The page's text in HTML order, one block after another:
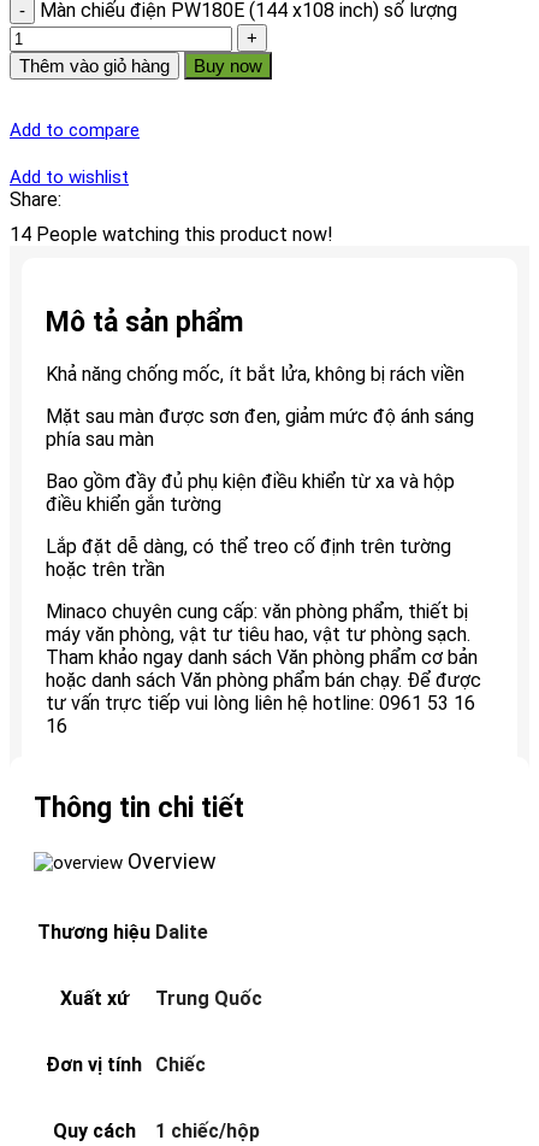
Màn chiếu điện PW180E (144 x108 inch) số lượng
Thêm vào giỏ hàng Buy now
Add to compare
Add to wishlist
Share:
14 People watching this product now!
Mô tả sản phẩm
Khả năng chống mốc, ít bắt lửa, không bị rách viền
Mặt sau màn được sơn đen, giảm mức độ ánh sáng
phía sau màn
Bao gồm đầy đủ phụ kiện điều khiển từ xa và hộp
điều khiển gắn tường
Lắp đặt dễ dàng, có thể treo cố định trên tường
hoặc trên trần
Minaco chuyên cung cấp: văn phòng phẩm, thiết bị
máy văn phòng, vật tư tiêu hao, vật tư phòng sạch.
Tham khảo ngay danh sách Văn phòng phẩm cơ bản
hoặc danh sách Văn phòng phẩm bán chạy. Để được
tư vấn trực tiếp vui lòng liên hệ hotline: 0961 53 16
16
Thông tin chi tiết
Overview
Thương hiệu Dalite
Xuất xứ Trung Quốc
Đơn vị tính Chiếc
Quy cách 1 chiếc/hộp